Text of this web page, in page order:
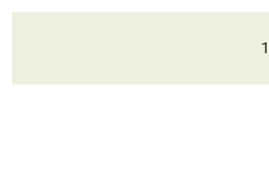
1